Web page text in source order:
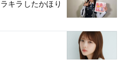
キラしたかほり